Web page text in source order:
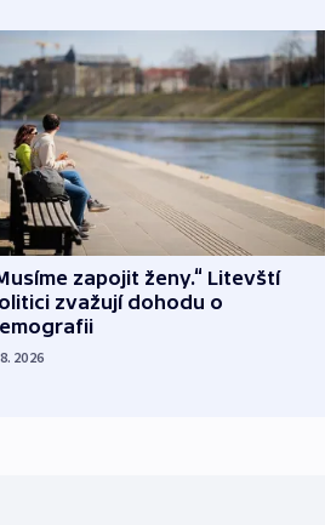
zapojit ženy.“ Litevští
zvažují dohodu o
2026